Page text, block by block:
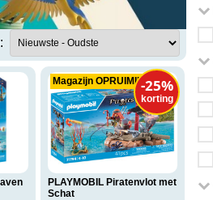
Magazijn OPRUIMING-25%
korting
PLAYMOBIL Piratenvlot met
Schat